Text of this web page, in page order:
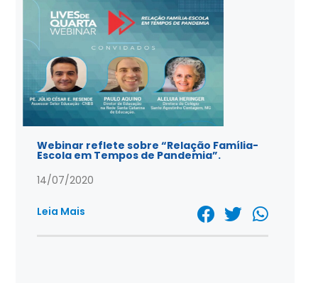
Webinar reflete sobre “Relação Família-
Escola em Tempos de Pandemia”.
14/07/2020
Leia Mais